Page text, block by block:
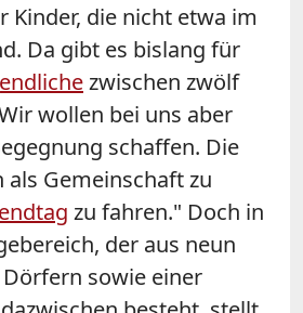
Kinder, die nicht etwa im
Da gibt es bislang für
zwischen zwölf
wollen bei uns aber
schaffen. Die
als Gemeinschaft zu
zu fahren." Doch in
der aus neun
sowie einer